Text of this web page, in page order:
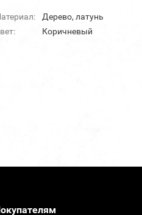
Дерево, латунь
Коричневый